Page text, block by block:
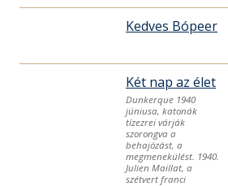
Kedves Bópeer
Két nap az élet
Dunkerque 1940
júniusa, katonák
tízezrei várják
szorongva a
behajózást, a
megmenekülést. 1940.
Julien Maillat, a
szétvert franci